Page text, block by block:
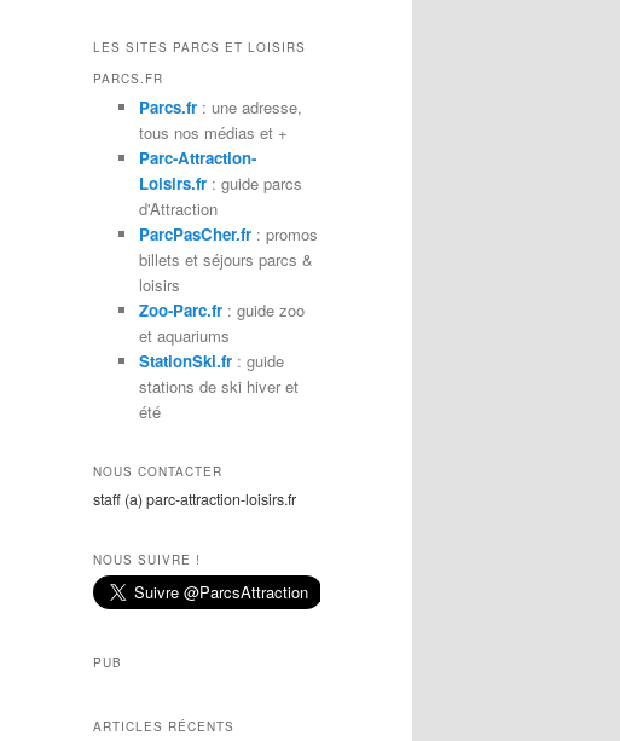
h
e
LES SITES PARCS ET LOISIRS
PARCS.FR
Parcs.fr: une adresse,
tous nos médias et +
Parc-Attraction-
Loisirs.fr: guide parcs
d'Attraction
ParcPasCher.fr: promos
billets et séjours parcs &
loisirs
Zoo-Parc.fr: guide zoo
et aquariums
StationSki.fr: guide
stations de ski hiver et
été
NOUS CONTACTER
staff (a) parc-attraction-loisirs.fr
NOUS SUIVRE !
PUB
ARTICLES RÉCENTS